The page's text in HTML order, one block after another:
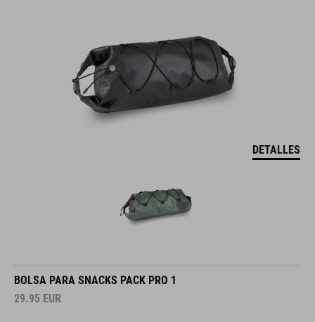
DETALLES
BOLSA PARA SNACKS PACK PRO 1
29.95 EUR